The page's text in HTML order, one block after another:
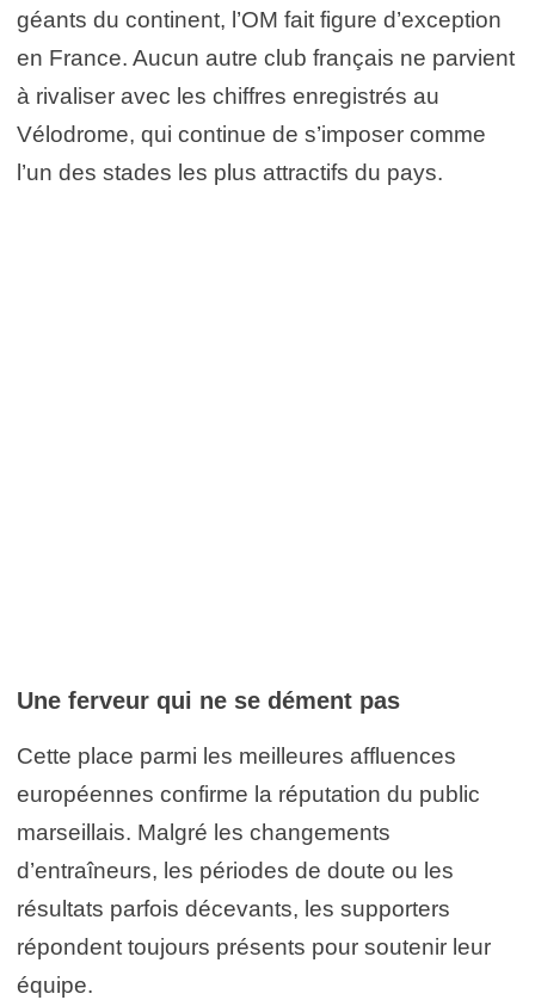
géants du continent, l’OM fait figure d’exception
en France. Aucun autre club français ne parvient
à rivaliser avec les chiffres enregistrés au
Vélodrome, qui continue de s’imposer comme
l’un des stades les plus attractifs du pays.
Une ferveur qui ne se dément pas
Cette place parmi les meilleures affluences
européennes confirme la réputation du public
marseillais. Malgré les changements
d’entraîneurs, les périodes de doute ou les
résultats parfois décevants, les supporters
répondent toujours présents pour soutenir leur
équipe.